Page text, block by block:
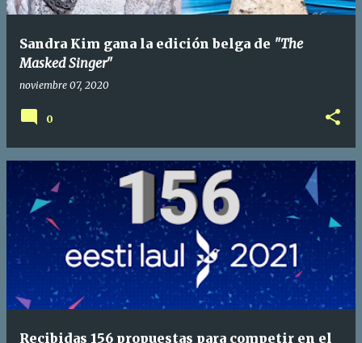
Sandra Kim gana la edición belga de "The
Masked Singer"
noviembre 07, 2020
0
Recibidas 156 propuestas para competir en el